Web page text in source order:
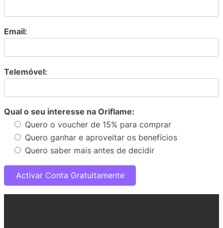
Email:
Telemóvel:
Qual o seu interesse na Oriflame:
Quero o voucher de 15% para comprar
Quero ganhar e aproveitar os benefícios
Quero saber mais antes de decidir